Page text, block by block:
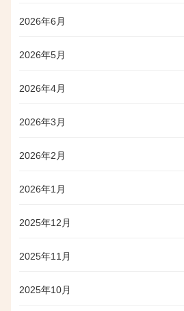
2026年6月
2026年5月
2026年4月
2026年3月
2026年2月
2026年1月
2025年12月
2025年11月
2025年10月